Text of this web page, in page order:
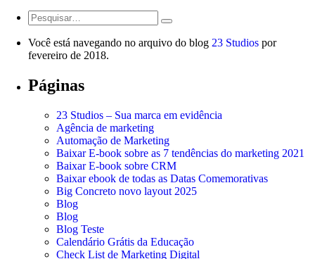
Você está navegando no arquivo do blog 23 Studios por
fevereiro de 2018.
Páginas
23 Studios – Sua marca em evidência
Agência de marketing
Automação de Marketing
Baixar E-book sobre as 7 tendências do marketing 2021
Baixar E-book sobre CRM
Baixar ebook de todas as Datas Comemorativas
Big Concreto novo layout 2025
Blog
Blog
Blog Teste
Calendário Grátis da Educação
Check List de Marketing Digital